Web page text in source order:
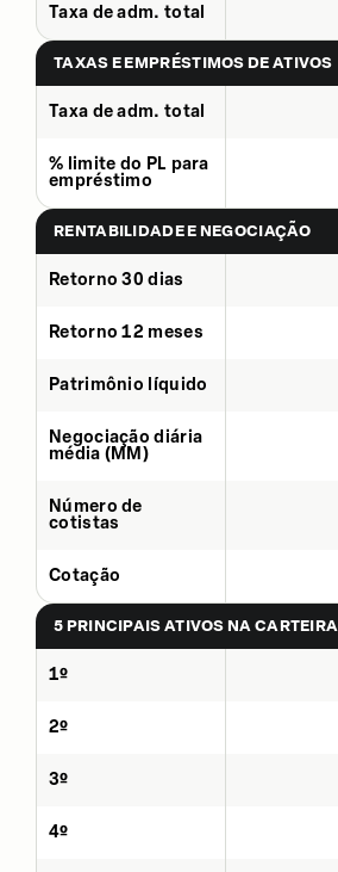
Taxa de adm. total
TAXAS E EMPRÉSTIMOS DE ATIVOS
Taxa de adm. total
% limite do PL para
empréstimo
RENTABILIDADE E NEGOCIAÇÃO
Retorno 30 dias
Retorno 12 meses
Patrimônio líquido
Negociação diária
média (MM)
Número de
cotistas
Cotação
5 PRINCIPAIS ATIVOS NA CARTEIRA
1º
2º
3º
4º